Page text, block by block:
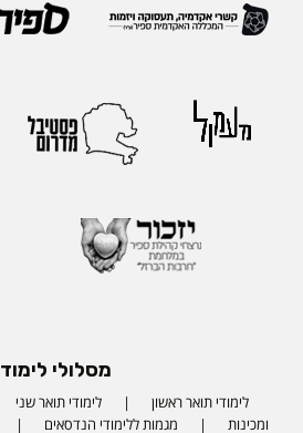
מסלולי לימוד
לימודי תואר ראשון לימודי תואר שני
ומכינות
מגמות ללימודי הנדסאים